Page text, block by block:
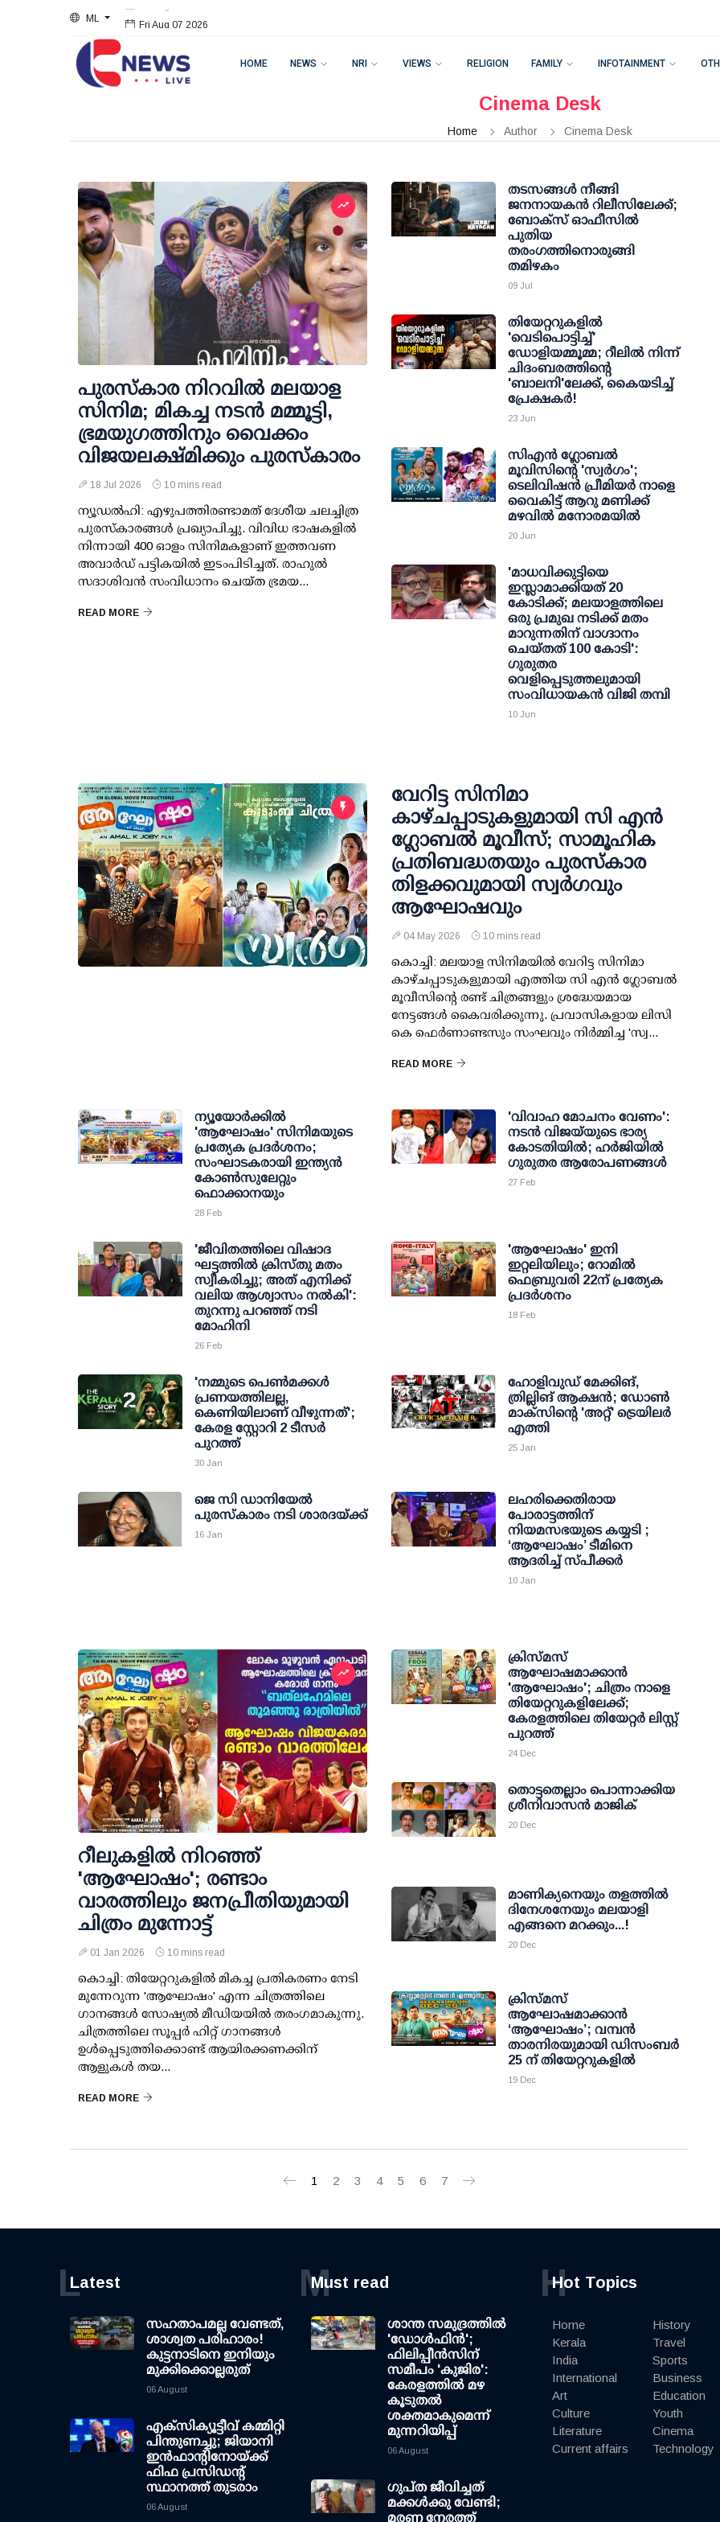
ML Fri Aug 07 2026
HOME NEWS NRI VIEWS RELIGION FAMILY INFOTAINMENT
Cinema Desk
Home Author Cinema Desk
പുരസ്കാര നിറവിൽ മലയാള
സിനിമ; മികച്ച നടൻ മമ്മൂട്ടി,
ഭ്രമയുഗത്തിനും വൈക്കം
വിജയലക്ഷ്മിക്കും പുരസ്‌കാരം
18 Jul 2026 10 mins read
ന്യൂഡൽഹി: ‌എഴുപത്തിരണ്ടാമത് ദേശീയ ചലച്ചിത്ര
പുരസ്കാരങ്ങൾ പ്രഖ്യാപിച്ചു. വിവിധ ഭാഷകളിൽ
നിന്നായി 400 ഓളം സിനിമകളാണ് ഇത്തവണ
അവാർഡ് പട്ടികയിൽ ഇടംപിടിച്ചത്. രാഹുൽ
സദാശിവൻ സംവിധാനം ചെയ്ത ഭ്രമയ...
READ MORE
തടസങ്ങള്‍ നീങ്ങി
ജനനായകന്‍ റിലീസിലേക്ക്;
ബോക്‌സ് ഓഫീസില്‍
പുതിയ
തരംഗത്തിനൊരുങ്ങി
തമിഴകം
09 Jul
തിയേറ്ററുകളിൽ
'വെടിപൊട്ടിച്ച്'
ഡോളിയമ്മൂമ്മ; റീലിൽ നിന്ന്
ചിദംബരത്തിന്റെ
'ബാലനി'ലേക്ക്, കൈയടിച്ച്
പ്രേക്ഷകർ!
23 Jun
സിഎൻ ​ഗ്ലോബൽ
മൂവിസിന്റെ 'സ്വർ​ഗം';
ടെലിവിഷൻ പ്രീമിയർ നാളെ
വൈകിട്ട് ആറു മണിക്ക്
മഴവിൽ മനോരമയിൽ
20 Jun
'മാധവിക്കുട്ടിയെ
ഇസ്ലാമാക്കിയത് 20
കോടിക്ക്; മലയാളത്തിലെ
ഒരു പ്രമുഖ നടിക്ക് മതം
മാറുന്നതിന് വാഗ്ദാനം
ചെയ്തത് 100 കോടി':
ഗുരുതര
വെളിപ്പെടുത്തലുമായി
സംവിധായകന്‍ വിജി തമ്പി
10 Jun
വേറിട്ട സിനിമാ
കാഴ്ചപ്പാടുകളുമായി സി എൻ
ഗ്ലോബൽ മൂവീസ്; സാമൂഹിക
പ്രതിബദ്ധതയും പുരസ്കാര
തിളക്കവുമായി സ്വർ​ഗവും
ആഘോഷവും
04 May 2026 10 mins read
കൊച്ചി: മലയാള സിനിമയിൽ വേറിട്ട സിനിമാ
കാഴ്ചപ്പാടുകളുമായി എത്തിയ സി എൻ ഗ്ലോബൽ
മൂവീസിന്റെ രണ്ട് ചിത്രങ്ങളും ശ്രദ്ധേയമായ
നേട്ടങ്ങൾ കൈവരിക്കുന്നു. പ്രവാസികളായ ലിസി
കെ ഫെർണാണ്ടസും സംഘവും നിർമ്മിച്ച 'സ്വ...
READ MORE
ന്യൂയോർക്കിൽ
'ആഘോഷം' സിനിമയുടെ
പ്രത്യേക പ്രദർശനം;
സംഘാടകരായി ഇന്ത്യൻ
കോൺസുലേറ്റും
ഫൊക്കാനയും
28 Feb
'വിവാഹ മോചനം വേണം':
നടന്‍ വിജയ്‌യുടെ ഭാര്യ
കോടതിയില്‍; ഹര്‍ജിയില്‍
ഗുരുതര ആരോപണങ്ങള്‍
27 Feb
'ജീവിതത്തിലെ വിഷാദ
ഘട്ടത്തില്‍ ക്രിസ്തു മതം
സ്വീകരിച്ചു; അത് എനിക്ക്
വലിയ ആശ്വാസം നല്‍കി':
തുറന്നു പറഞ്ഞ് നടി
മോഹിനി
26 Feb
'ആഘോഷം' ഇനി
ഇറ്റലിയിലും; റോമിൽ
ഫെബ്രുവരി 22ന് പ്രത്യേക
പ്രദർശനം
18 Feb
'നമ്മുടെ പെണ്‍മക്കള്‍
പ്രണയത്തിലല്ല,
കെണിയിലാണ് വീഴുന്നത്';
കേരള സ്റ്റോറി 2 ടീസര്‍
പുറത്ത്
30 Jan
ഹോളിവുഡ് മേക്കിങ്,
ത്രില്ലിങ് ആക്ഷൻ; ഡോൺ
മാക്സിന്റെ 'അറ്റ്' ട്രെയിലർ
എത്തി
25 Jan
ജെ സി ഡാനിയേല്‍
പുരസ്‌കാരം നടി ശാരദയ്ക്ക്
16 Jan
ലഹരിക്കെതിരായ
പോരാട്ടത്തിന്
നിയമസഭയുടെ കയ്യടി ;
‘ആഘോഷം’ ടീമിനെ
ആദരിച്ച് സ്പീക്കർ
10 Jan
റീലുകളിൽ നിറഞ്ഞ്
'ആഘോഷം'; രണ്ടാം
വാരത്തിലും ജനപ്രീതിയുമായി
ചിത്രം മുന്നോട്ട്
01 Jan 2026 10 mins read
കൊച്ചി: തിയേറ്ററുകളിൽ മികച്ച പ്രതികരണം നേടി
മുന്നേറുന്ന 'ആഘോഷം' എന്ന ചിത്രത്തിലെ
ഗാനങ്ങൾ സോഷ്യൽ മീഡിയയിൽ തരംഗമാകുന്നു.
ചിത്രത്തിലെ സൂപ്പർ ഹിറ്റ് ഗാനങ്ങൾ
ഉൾപ്പെടുത്തിക്കൊണ്ട് ആയിരക്കണക്കിന്
ആളുകൾ തയ...
READ MORE
ക്രിസ്മസ്
ആഘോഷമാക്കാൻ
'ആഘോഷം'; ചിത്രം നാളെ
തിയേറ്ററുകളിലേക്ക്;
കേരളത്തിലെ തിയേറ്റർ ലിസ്റ്റ്
പുറത്ത്
24 Dec
തൊട്ടതെല്ലാം പൊന്നാക്കിയ
ശ്രീനിവാസന്‍ മാജിക്
20 Dec
മാണിക്യനെയും തളത്തില്‍
ദിനേശനേയും മലയാളി
എങ്ങനെ മറക്കും...!
20 Dec
ക്രിസ്മസ്
ആഘോഷമാക്കാൻ
‘ആഘോഷം’; വമ്പൻ
താരനിരയുമായി ഡിസംബർ
25 ന് തിയേറ്ററുകളിൽ
19 Dec
1 2 3 4 5 6 7
Latest
L
സഹതാപമല്ല വേണ്ടത്,
ശാശ്വത പരിഹാരം!
കുട്ടനാടിനെ ഇനിയും
മുക്കിക്കൊല്ലരുത്
06 August
എക്സിക്യൂട്ടീവ് കമ്മിറ്റി
പിന്തുണച്ചു; ജിയാനി
ഇന്‍ഫാന്റിനോയ്ക്ക്
ഫിഫ പ്രസിഡന്റ്
സ്ഥാനത്ത് തുടരാം
06 August
Must read
M
ശാന്ത സമുദ്രത്തില്‍
'ഡോള്‍ഫിന്‍';
ഫിലിപ്പീന്‍സിന്
സമീപം 'കുജിര':
കേരളത്തില്‍ മഴ
കൂടുതല്‍
ശക്തമാകുമെന്ന്
മുന്നറിയിപ്പ്
06 August
ഗുപ്ത ജീവിച്ചത്
മക്കള്‍ക്കു വേണ്ടി;
മരണ നേരത്ത്
Hot Topics
H
Home
Kerala
India
International
Art
Culture
Literature
Current affairs
History
Travel
Sports
Business
Education
Youth
Cinema
Technology